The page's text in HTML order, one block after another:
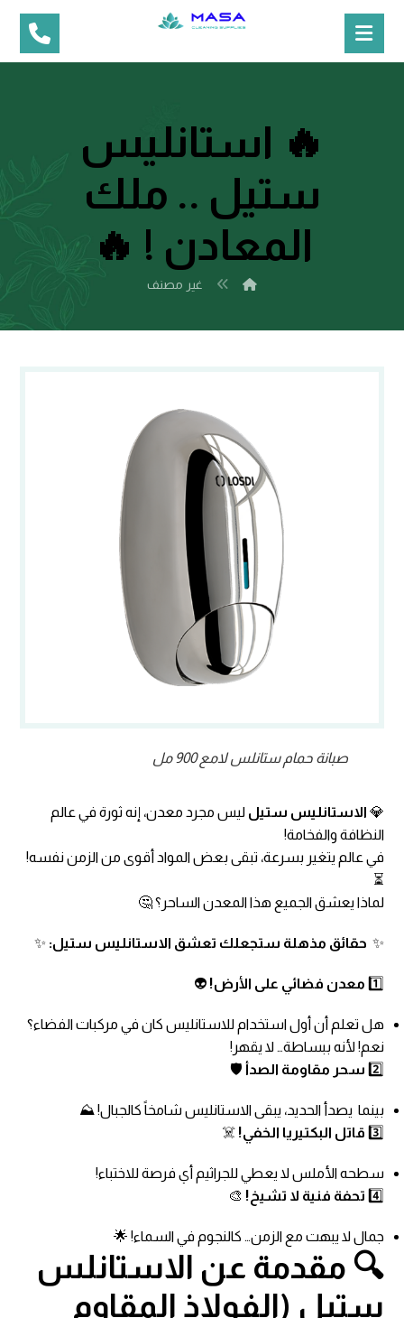
🔥 استانليس
ستيل .. ملك
المعادن ! 🔥
غير مصنف
صبانة حمام ستانلس لامع 900 مل
💎 الاستانليس ستيل ليس مجرد معدن، إنه ثورة في عالم
النظافة والفخامة!
في عالم يتغير بسرعة، تبقى بعض المواد أقوى من الزمن نفسه!
⏳
لماذا يعشق الجميع هذا المعدن الساحر؟ 🤔
✨ حقائق مذهلة ستجعلك تعشق الاستانليس ستيل: ✨
1️⃣ معدن فضائي على الأرض! 👽
هل تعلم أن أول استخدام للاستانليس كان في مركبات الفضاء؟
نعم! لأنه ببساطة… لا يقهر!
2️⃣ سحر مقاومة الصدأ 🛡️
بينما يصدأ الحديد، يبقى الاستانليس شامخاً كالجبال! ⛰️
3️⃣ قاتل البكتيريا الخفي! ☠️
سطحه الأملس لا يعطي للجراثيم أي فرصة للاختباء!
4️⃣ تحفة فنية لا تشيخ! 🎨
جمال لا يبهت مع الزمن… كالنجوم في السماء! 🌟
🔍 مقدمة عن الاستانلس
ستيل (الفولاذ المقاوم